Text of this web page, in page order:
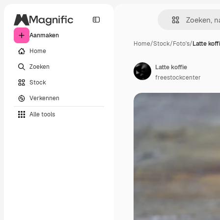
Aanmaken
Home
Zoeken
Stock
Verkennen
Alle tools
Home/Stock/Foto's/Latte
Latte koffie
freestockcenter